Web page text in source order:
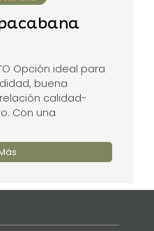
Opción ideal para
buena
calidad-
Con una